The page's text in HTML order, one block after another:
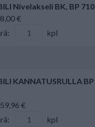
Nivelakseli BK, BP
€
kpl
KANNATUSRULLA BP
€
kpl